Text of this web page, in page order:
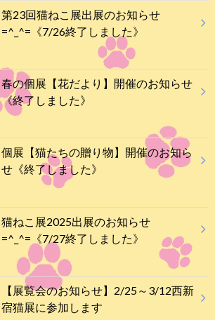
第23回猫ねこ展出展のお知らせ
=^_^=《7/26終了しました》
春の個展【花だより】開催のお知らせ
《終了しました》
個展【猫たちの贈り物】開催のお知ら
せ《終了しました》
猫ねこ展2025出展のお知らせ
=^_^=《7/27終了しました》
【展覧会のお知らせ】2/25～3/12西新
宿猫展に参加します